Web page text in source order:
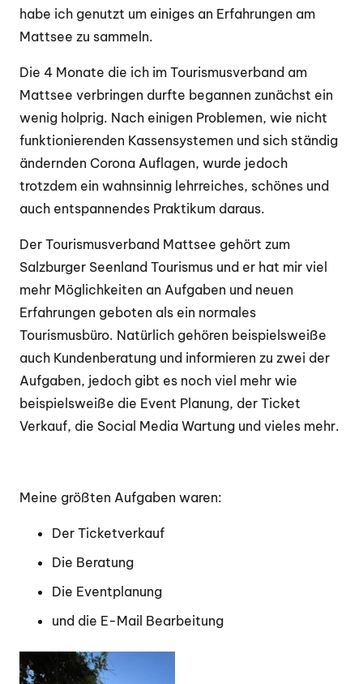
habe ich genutzt um einiges an Erfahrungen am
Mattsee zu sammeln.
Die 4 Monate die ich im Tourismusverband am
Mattsee verbringen durfte begannen zunächst ein
wenig holprig. Nach einigen Problemen, wie nicht
funktionierenden Kassensystemen und sich ständig
ändernden Corona Auflagen, wurde jedoch
trotzdem ein wahnsinnig lehrreiches, schönes und
auch entspannendes Praktikum daraus.
Der Tourismusverband Mattsee gehört zum
Salzburger Seenland Tourismus und er hat mir viel
mehr Möglichkeiten an Aufgaben und neuen
Erfahrungen geboten als ein normales
Tourismusbüro. Natürlich gehören beispielsweiße
auch Kundenberatung und informieren zu zwei der
Aufgaben, jedoch gibt es noch viel mehr wie
beispielsweiße die Event Planung, der Ticket
Verkauf, die Social Media Wartung und vieles mehr.
Meine größten Aufgaben waren:
Der Ticketverkauf
Die Beratung
Die Eventplanung
und die E-Mail Bearbeitung